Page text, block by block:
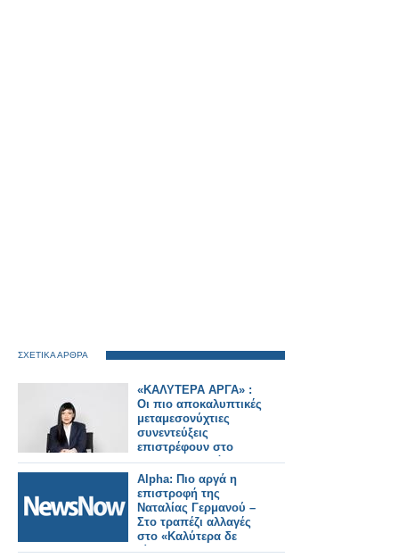
ΣΧΕΤΙΚΑ ΑΡΘΡΑ
«ΚΑΛΥΤΕΡΑ ΑΡΓΑ» :
Oι πιο αποκαλυπτικές
μεταμεσονύχτιες
συνεντεύξεις
επιστρέφουν στο
ACTION 24 - Πότε
κάνουν πρεμιέρα;
Alpha: Πιο αργά η
επιστροφή της
Ναταλίας Γερμανού –
Στο τραπέζι αλλαγές
στο «Καλύτερα δε
γίνεται»